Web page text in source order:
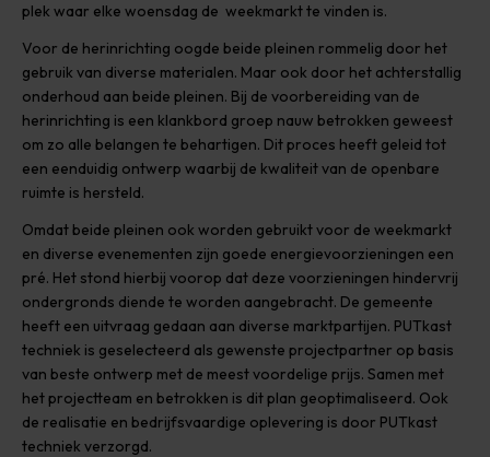
plek waar elke woensdag de weekmarkt te vinden is.
Voor de herinrichting oogde beide pleinen rommelig door het
gebruik van diverse materialen. Maar ook door het achterstallig
onderhoud aan beide pleinen. Bij de voorbereiding van de
herinrichting is een klankbord groep nauw betrokken geweest
om zo alle belangen te behartigen. Dit proces heeft geleid tot
een eenduidig ontwerp waarbij de kwaliteit van de openbare
ruimte is hersteld.
Omdat beide pleinen ook worden gebruikt voor de weekmarkt
en diverse evenementen zijn goede energievoorzieningen een
pré. Het stond hierbij voorop dat deze voorzieningen hindervrij
ondergronds diende te worden aangebracht. De gemeente
heeft een uitvraag gedaan aan diverse marktpartijen. PUTkast
techniek is geselecteerd als gewenste projectpartner op basis
van beste ontwerp met de meest voordelige prijs. Samen met
het projectteam en betrokken is dit plan geoptimaliseerd. Ook
de realisatie en bedrijfsvaardige oplevering is door PUTkast
techniek verzorgd.